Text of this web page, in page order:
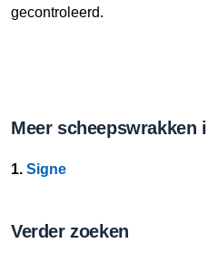
gecontroleerd.
Meer scheepswrakken
1. Signe
Verder zoeken